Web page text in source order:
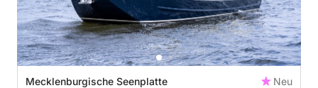
Mecklenburgische Seenplatte
Neu